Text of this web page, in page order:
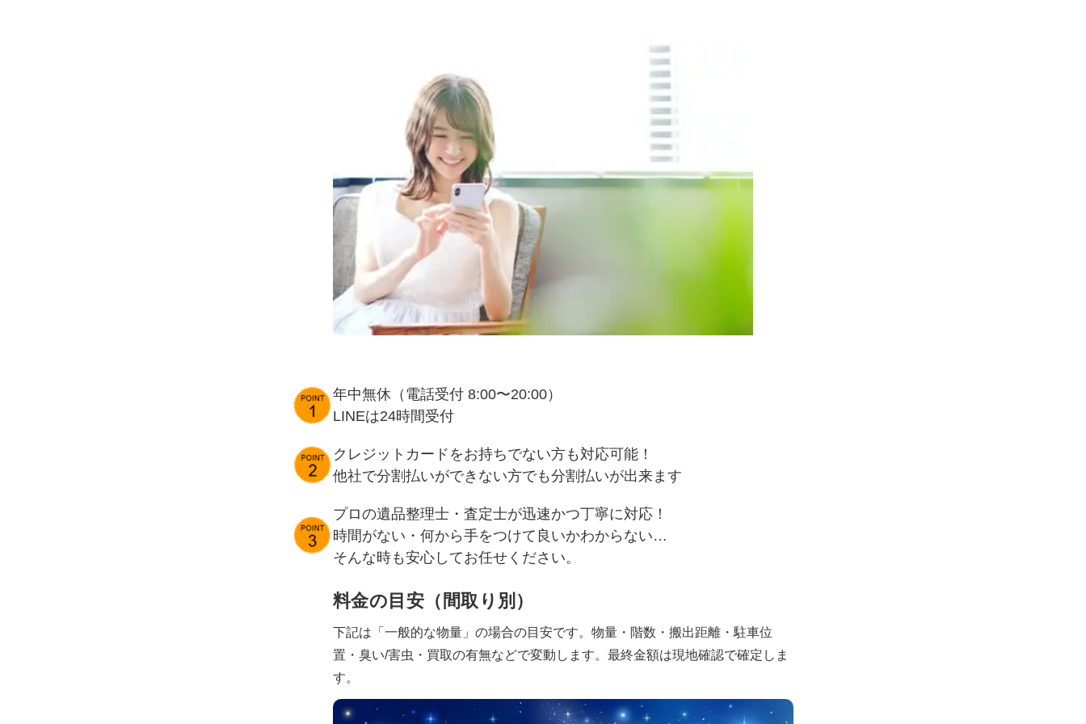
年中無休（電話受付 8:00〜20:00）
LINEは24時間受付
クレジットカードをお持ちでない方も対応可能！
他社で分割払いができない方でも分割払いが出来ます
プロの遺品整理士・査定士が迅速かつ丁寧に対応！
時間がない・何から手をつけて良いかわからない…
そんな時も安心してお任せください。
料金の目安（間取り別）
下記は「一般的な物量」の場合の目安です。物量・階数・搬出距離・駐車位
置・臭い/害虫・買取の有無などで変動します。最終金額は現地確認で確定しま
す。